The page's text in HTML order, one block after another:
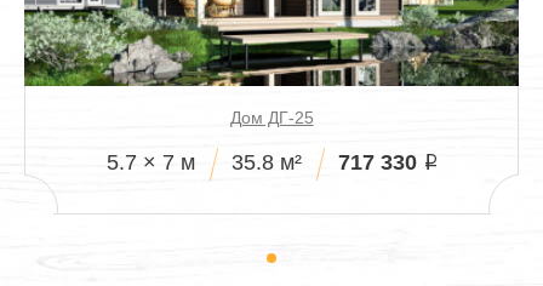
Дом ДГ-25
5.7 × 7 м 35.8 м² 717 330 i